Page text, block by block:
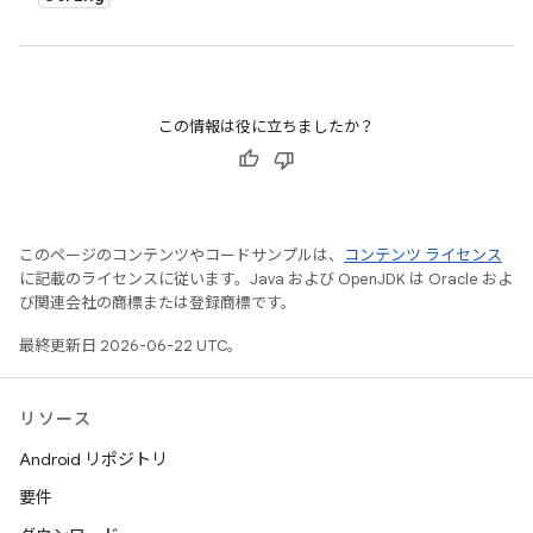
この情報は役に立ちましたか？
このページのコンテンツやコードサンプルは、
コンテンツ ライセンス
に記載のライセンスに従います。Java および OpenJDK は Oracle およ
び関連会社の商標または登録商標です。
最終更新日 2026-06-22 UTC。
リソース
Android リポジトリ
要件